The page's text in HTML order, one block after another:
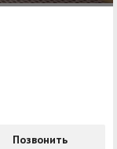
Позвонить